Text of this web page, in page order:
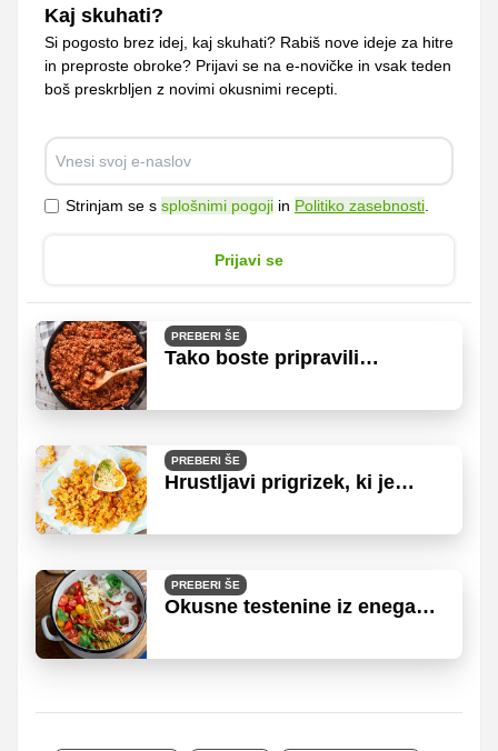
Kaj skuhati?
Si pogosto brez idej, kaj skuhati? Rabiš nove ideje za hitre
in preproste obroke? Prijavi se na e-novičke in vsak teden
boš preskrbljen z novimi okusnimi recepti.
Strinjam se s splošnimi pogoji in Politiko zasebnosti
Prijavi se
PREBERI ŠE
Tako boste pripravili
PREBERI ŠE
Hrustljavi prigrizek, ki je
PREBERI ŠE
Okusne testenine iz enega